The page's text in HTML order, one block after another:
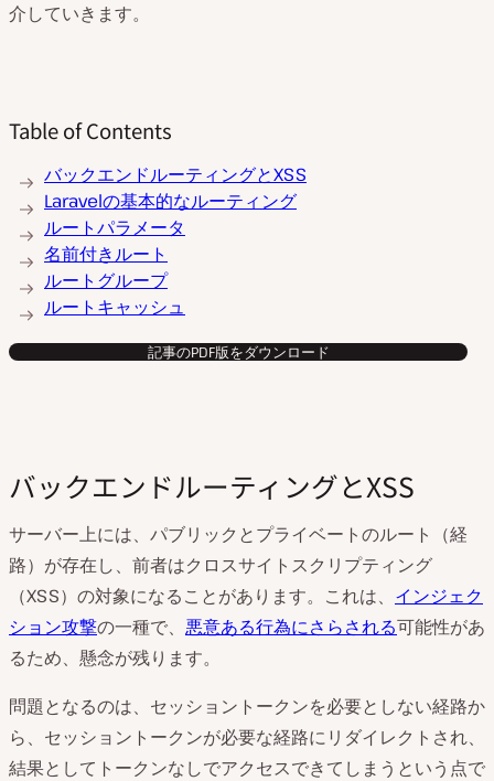
介していきます。
Table of Contents
バックエンドルーティングとXSS
Laravelの基本的なルーティング
ルートパラメータ
名前付きルート
ルートグループ
ルートキャッシュ
記事のPDF版をダウンロード
バックエンドルーティングとXSS
サーバー上には、パブリックとプライベートのルート（経
路）が存在し、前者はクロスサイトスクリプティング
（XSS）の対象になることがあります。これは、 インジェク
ション攻撃の一種で、 悪意ある行為にさらされる可能性があ
るため、懸念が残ります。
問題となるのは、セッショントークンを必要としない経路か
ら、セッショントークンが必要な経路にリダイレクトされ、
結果としてトークンなしでアクセスできてしまうという点で